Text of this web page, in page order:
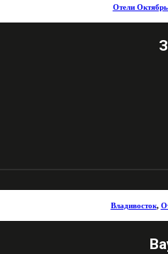
Отели
Владивосток,